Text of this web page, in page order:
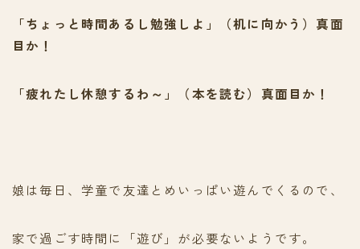
「ちょっと時間あるし勉強しよ」（机に向かう）真面
目か！
「疲れたし休憩するわ～」（本を読む）真面目か！
娘は毎日、学童で友達とめいっぱい遊んでくるので、
家で過ごす時間に「遊び」が必要ないようです。